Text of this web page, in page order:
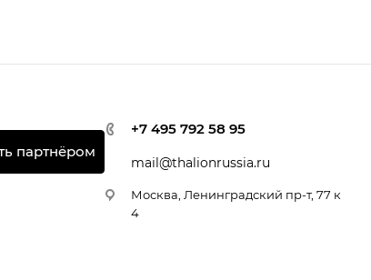
партнёром
+7 495 792 58 95
mail@thalionrussia.ru
Москва, Ленинградский пр-т, 77 к
4